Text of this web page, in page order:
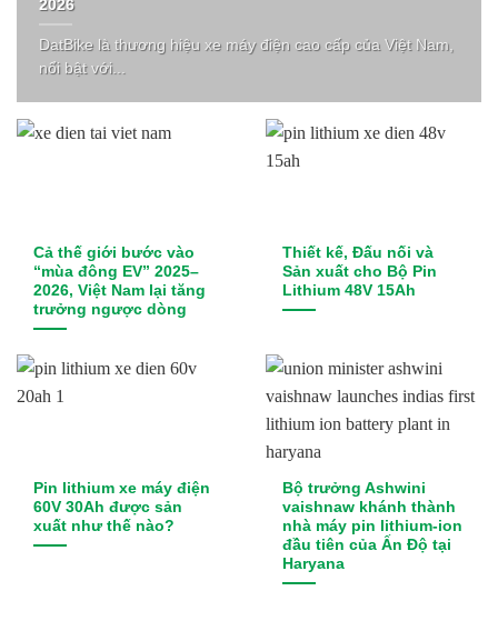
2026
DatBike là thương hiệu xe máy điện cao cấp của Việt Nam,
nổi bật với...
Cả thế giới bước vào
“mùa đông EV” 2025–
2026, Việt Nam lại tăng
trưởng ngược dòng
Thiết kế, Đấu nối và
Sản xuất cho Bộ Pin
Lithium 48V 15Ah
Pin lithium xe máy điện
60V 30Ah được sản
xuất như thế nào?
Bộ trưởng Ashwini
vaishnaw khánh thành
nhà máy pin lithium-ion
đầu tiên của Ấn Độ tại
Haryana